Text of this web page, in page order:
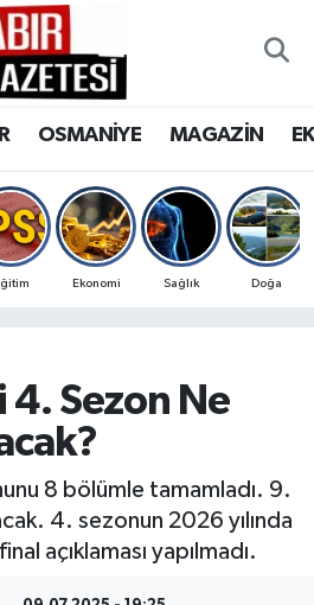
OSMANİYE MAGAZİN
Ekonomi Sağlık Doğa
4. Sezon Ne
8 bölümle tamamladı. 9.
4. sezonun 2026 yılında
açıklaması yapılmadı.
Eczaneler
Haritası
ve Fikstür